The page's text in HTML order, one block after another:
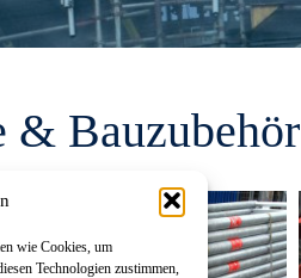
wie Cookies, um
Technologien zustimmen,
& Bauzubehör